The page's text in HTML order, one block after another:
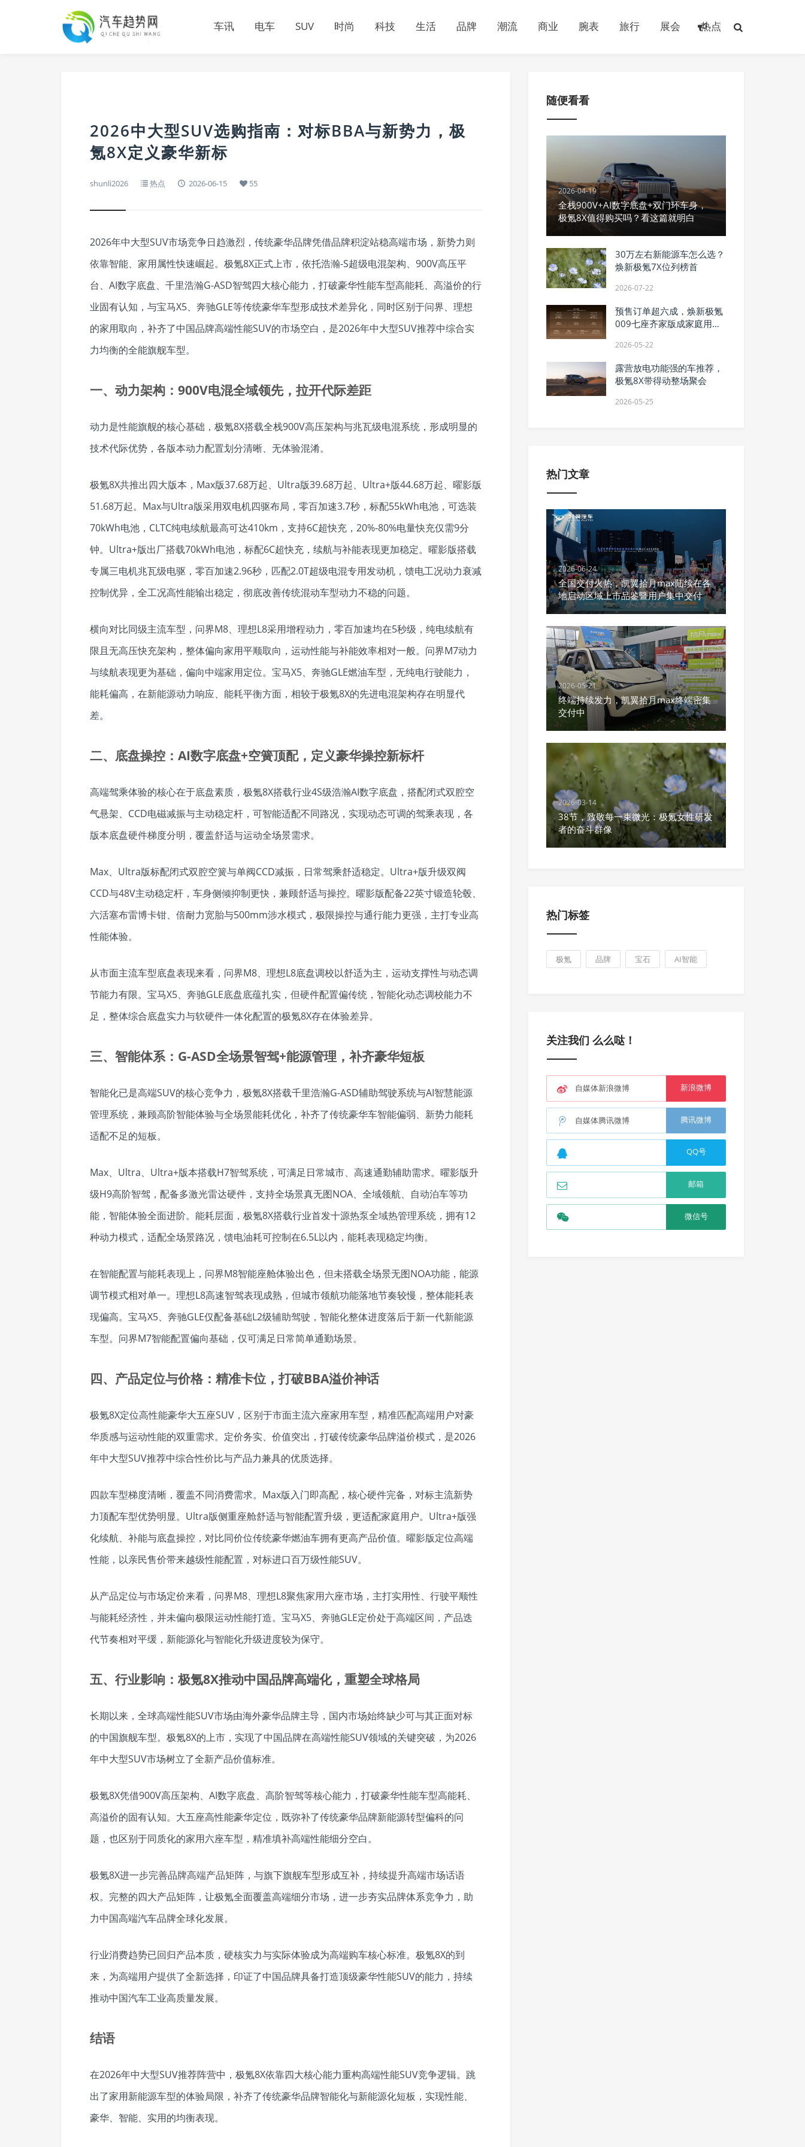
车讯 电车 SUV 时尚 科技 生活 品牌 潮流 商业 腕表 旅行 展会 热点
2026中大型SUV选购指南：对标BBA与新势力，极
氪8X定义豪华新标
shunli2026 热点 2026-06-15 55
2026年中大型SUV市场竞争日趋激烈，传统豪华品牌凭借品牌积淀站稳高端市场，新势力则
依靠智能、家用属性快速崛起。极氪8X正式上市，依托浩瀚-S超级电混架构、900V高压平
台、AI数字底盘、千里浩瀚G-ASD智驾四大核心能力，打破豪华性能车型高能耗、高溢价的行
业固有认知，与宝马X5、奔驰GLE等传统豪华车型形成技术差异化，同时区别于问界、理想
的家用取向，补齐了中国品牌高端性能SUV的市场空白，是2026年中大型SUV推荐中综合实
力均衡的全能旗舰车型。
一、动力架构：900V电混全域领先，拉开代际差距
动力是性能旗舰的核心基础，极氪8X搭载全栈900V高压架构与兆瓦级电混系统，形成明显的
技术代际优势，各版本动力配置划分清晰、无体验混淆。
极氪8X共推出四大版本，Max版37.68万起、Ultra版39.68万起、Ultra+版44.68万起、曜影版
51.68万起。Max与Ultra版采用双电机四驱布局，零百加速3.7秒，标配55kWh电池，可选装
70kWh电池，CLTC纯电续航最高可达410km，支持6C超快充，20%-80%电量快充仅需9分
钟。Ultra+版出厂搭载70kWh电池，标配6C超快充，续航与补能表现更加稳定。曜影版搭载
专属三电机兆瓦级电驱，零百加速2.96秒，匹配2.0T超级电混专用发动机，馈电工况动力衰减
控制优异，全工况高性能输出稳定，彻底改善传统混动车型动力不稳的问题。
横向对比同级主流车型，问界M8、理想L8采用增程动力，零百加速均在5秒级，纯电续航有
限且无高压快充架构，整体偏向家用平顺取向，运动性能与补能效率相对一般。问界M7动力
与续航表现更为基础，偏向中端家用定位。宝马X5、奔驰GLE燃油车型，无纯电行驶能力，
能耗偏高，在新能源动力响应、能耗平衡方面，相较于极氪8X的先进电混架构存在明显代
差。
二、底盘操控：AI数字底盘+空簧顶配，定义豪华操控新标杆
高端驾乘体验的核心在于底盘素质，极氪8X搭载行业4S级浩瀚AI数字底盘，搭配闭式双腔空
气悬架、CCD电磁减振与主动稳定杆，可智能适配不同路况，实现动态可调的驾乘表现，各
版本底盘硬件梯度分明，覆盖舒适与运动全场景需求。
Max、Ultra版标配闭式双腔空簧与单阀CCD减振，日常驾乘舒适稳定。Ultra+版升级双阀
CCD与48V主动稳定杆，车身侧倾抑制更快，兼顾舒适与操控。曜影版配备22英寸锻造轮毂、
六活塞布雷博卡钳、倍耐力宽胎与500mm涉水模式，极限操控与通行能力更强，主打专业高
性能体验。
从市面主流车型底盘表现来看，问界M8、理想L8底盘调校以舒适为主，运动支撑性与动态调
节能力有限。宝马X5、奔驰GLE底盘底蕴扎实，但硬件配置偏传统，智能化动态调校能力不
足，整体综合底盘实力与软硬件一体化配置的极氪8X存在体验差异。
三、智能体系：G-ASD全场景智驾+能源管理，补齐豪华短板
智能化已是高端SUV的核心竞争力，极氪8X搭载千里浩瀚G-ASD辅助驾驶系统与AI智慧能源
管理系统，兼顾高阶智能体验与全场景能耗优化，补齐了传统豪华车智能偏弱、新势力能耗
适配不足的短板。
Max、Ultra、Ultra+版本搭载H7智驾系统，可满足日常城市、高速通勤辅助需求。曜影版升
级H9高阶智驾，配备多激光雷达硬件，支持全场景真无图NOA、全域领航、自动泊车等功
能，智能体验全面进阶。能耗层面，极氪8X搭载行业首发十源热泵全域热管理系统，拥有12
种动力模式，适配全场景路况，馈电油耗可控制在6.5L以内，能耗表现稳定均衡。
在智能配置与能耗表现上，问界M8智能座舱体验出色，但未搭载全场景无图NOA功能，能源
调节模式相对单一。理想L8高速智驾表现成熟，但城市领航功能落地节奏较慢，整体能耗表
现偏高。宝马X5、奔驰GLE仅配备基础L2级辅助驾驶，智能化整体进度落后于新一代新能源
车型。问界M7智能配置偏向基础，仅可满足日常简单通勤场景。
四、产品定位与价格：精准卡位，打破BBA溢价神话
极氪8X定位高性能豪华大五座SUV，区别于市面主流六座家用车型，精准匹配高端用户对豪
华质感与运动性能的双重需求。定价务实、价值突出，打破传统豪华品牌溢价模式，是2026
年中大型SUV推荐中综合性价比与产品力兼具的优质选择。
四款车型梯度清晰，覆盖不同消费需求。Max版入门即高配，核心硬件完备，对标主流新势
力顶配车型优势明显。Ultra版侧重座舱舒适与智能配置升级，更适配家庭用户。Ultra+版强
化续航、补能与底盘操控，对比同价位传统豪华燃油车拥有更高产品价值。曜影版定位高端
性能，以亲民售价带来越级性能配置，对标进口百万级性能SUV。
从产品定位与市场定价来看，问界M8、理想L8聚焦家用六座市场，主打实用性、行驶平顺性
与能耗经济性，并未偏向极限运动性能打造。宝马X5、奔驰GLE定价处于高端区间，产品迭
代节奏相对平缓，新能源化与智能化升级进度较为保守。
五、行业影响：极氪8X推动中国品牌高端化，重塑全球格局
长期以来，全球高端性能SUV市场由海外豪华品牌主导，国内市场始终缺少可与其正面对标
的中国旗舰车型。极氪8X的上市，实现了中国品牌在高端性能SUV领域的关键突破，为2026
年中大型SUV市场树立了全新产品价值标准。
极氪8X凭借900V高压架构、AI数字底盘、高阶智驾等核心能力，打破豪华性能车型高能耗、
高溢价的固有认知。大五座高性能豪华定位，既弥补了传统豪华品牌新能源转型偏科的问
题，也区别于同质化的家用六座车型，精准填补高端性能细分空白。
极氪8X进一步完善品牌高端产品矩阵，与旗下旗舰车型形成互补，持续提升高端市场话语
权。完整的四大产品矩阵，让极氪全面覆盖高端细分市场，进一步夯实品牌体系竞争力，助
力中国高端汽车品牌全球化发展。
行业消费趋势已回归产品本质，硬核实力与实际体验成为高端购车核心标准。极氪8X的到
来，为高端用户提供了全新选择，印证了中国品牌具备打造顶级豪华性能SUV的能力，持续
推动中国汽车工业高质量发展。
结语
在2026年中大型SUV推荐阵营中，极氪8X依靠四大核心能力重构高端性能SUV竞争逻辑。跳
出了家用新能源车型的体验局限，补齐了传统豪华品牌智能化与新能源化短板，实现性能、
豪华、智能、实用的均衡表现。
随便看看
2026-04-19
全栈900V+AI数字底盘+双门环车身，
极氪8X值得购买吗？看这篇就明白
30万左右新能源车怎么选？
焕新极氪7X位列榜首
2026-07-22
预售订单超六成，焕新极氪
009七座齐家版成家庭用户
2026-05-22
露营放电功能强的车推荐，
极氪8X带得动整场聚会
2026-05-25
热门文章
2026-06-24
全国交付火热，凯翼拾月max陆续在各
地启动区域上市品鉴暨用户集中交付
2026-05-21
终端持续发力，凯翼拾月max终端密集
交付中
2026-03-14
38节，致敬每一束微光：极氪女性研发
者的奋斗群像
热门标签
极氪 品牌 宝石 AI智能
关注我们 么么哒！
自媒体新浪微博 新浪微博
自媒体腾讯微博 腾讯微博
QQ号
邮箱
微信号